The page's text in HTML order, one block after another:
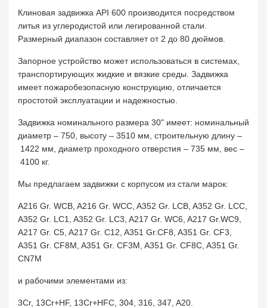
Клиновая задвижка API 600 производится посредством
литья из углеродистой или легированной стали.
Размерный диапазон составляет от 2 до 80 дюймов.
Запорное устройство может использоваться в системах,
транспортирующих жидкие и вязкие среды. Задвижка
имеет пожаробезопасную конструкцию, отличается
простотой эксплуатации и надежностью.
Задвижка номинального размера 30" имеет: номинальный
диаметр – 750, высоту – 3510 мм, строительную длину –
1422 мм, диаметр проходного отверстия – 735 мм, вес –
4100 кг.
Мы предлагаем задвижки с корпусом из стали марок:
A216 Gr. WCB, A216 Gr. WCC, A352 Gr. LCB, A352 Gr. LCC,
A352 Gr. LC1, A352 Gr. LC3, A217 Gr. WC6, A217 Gr.WC9,
A217 Gr. C5, A217 Gr. C12, A351 Gr.CF8, A351 Gr. CF3,
A351 Gr. CF8M, A351 Gr. CF3M, A351 Gr. CF8C, A351 Gr.
CN7M
и рабочими элементами из:
3Cr, 13Cr+HF, 13Cr+HFC, 304, 316, 347, A20.